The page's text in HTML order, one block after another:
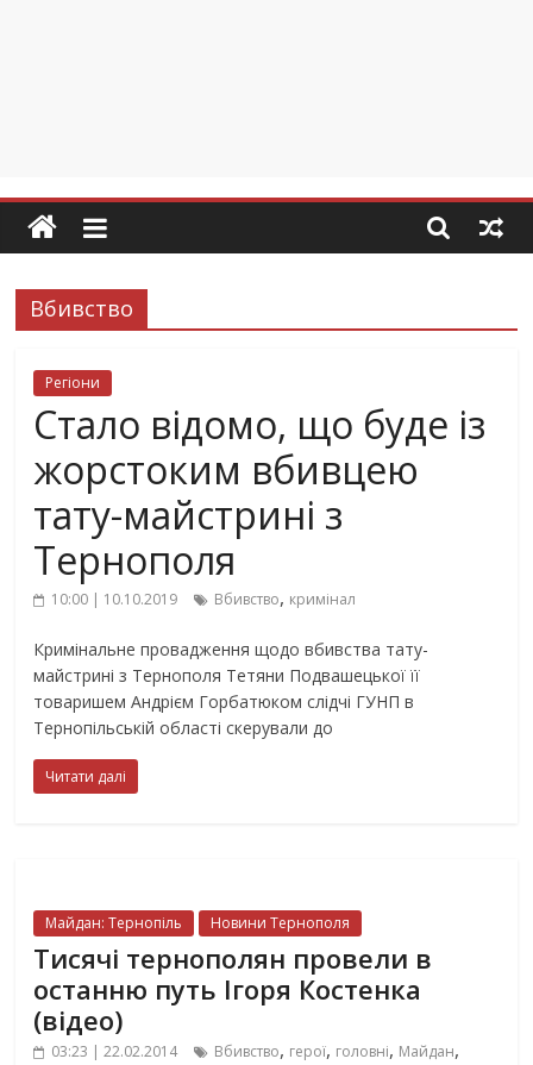
Вбивство
Регіони
Стало відомо, що буде із
жорстоким вбивцею
тату-майстрині з
Тернополя
10:00 | 10.10.2019 Вбивство, кримінал
Кримінальне провадження щодо вбивства тату-
майстрині з Тернополя Тетяни Подвашецької її
товаришем Андрієм Горбатюком слідчі ГУНП в
Тернопільській області скерували до
Читати далі
Майдан: Тернопіль Новини Тернополя
Тисячі тернополян провели в
останню путь Ігоря Костенка
(відео)
03:23 | 22.02.2014 Вбивство, герої, головні, Майдан,